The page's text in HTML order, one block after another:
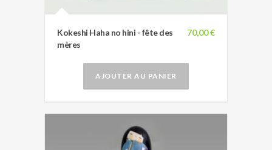
70,00 €
Kokeshi Haha no hini - fête des
mères
AJOUTER AU PANIER